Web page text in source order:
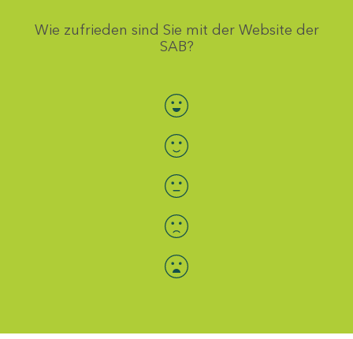
Wie zufrieden sind Sie mit der Website der
SAB?
Bewertung auswählen